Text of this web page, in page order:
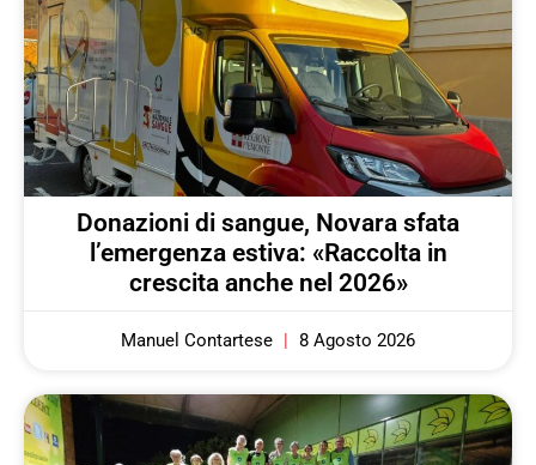
Donazioni di sangue, Novara sfata
l’emergenza estiva: «Raccolta in
crescita anche nel 2026»
Manuel Contartese 8 Agosto 2026